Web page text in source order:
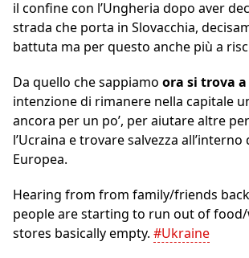
il confine con l’Ungheria dopo aver
strada che porta in Slovacchia,
battuta ma per questo anche più a
Da quello che sappiamo ora si trova
intenzione di rimanere nella capitale
ancora per un po’, per aiutare altre
l’Ucraina e trovare salvezza
Europea.
Hearing from from family/friends
people are starting to run out of
stores basically empty. #Ukraine